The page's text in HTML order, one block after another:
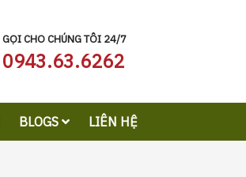
GỌI CHO CHÚNG TÔI 24/7
0943.63.6262
BLOGS LIÊN HỆ